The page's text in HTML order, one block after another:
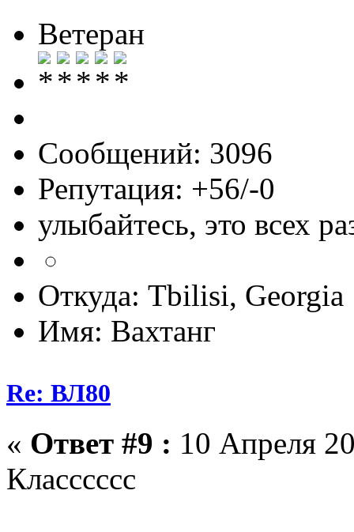
Ветеран
Сообщений: 3096
Репутация: +56/-0
улыбайтесь, это всех
Откуда: Tbilisi, Georgia
Имя: Вахтанг
Re: ВЛ80
« Ответ #9 : 10 Апреля
Класссссс